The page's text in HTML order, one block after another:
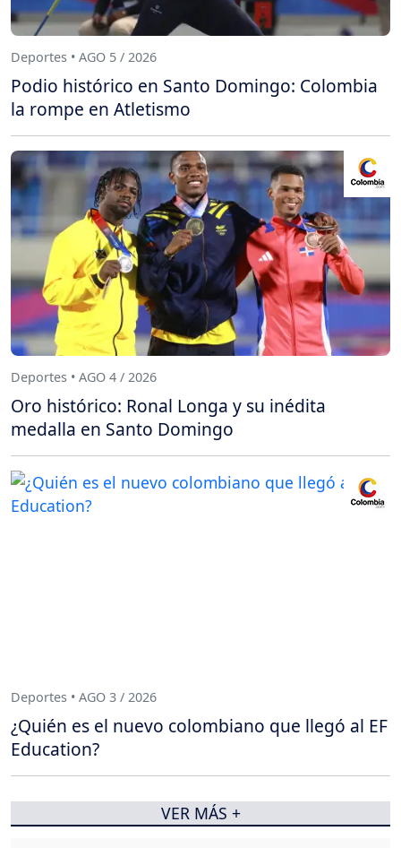
Deportes • AGO 5 / 2026
Podio histórico en Santo Domingo: Colombia
la rompe en Atletismo
Deportes • AGO 4 / 2026
Oro histórico: Ronal Longa y su inédita
medalla en Santo Domingo
Deportes • AGO 3 / 2026
¿Quién es el nuevo colombiano que llegó al EF
Education?
VER MÁS +